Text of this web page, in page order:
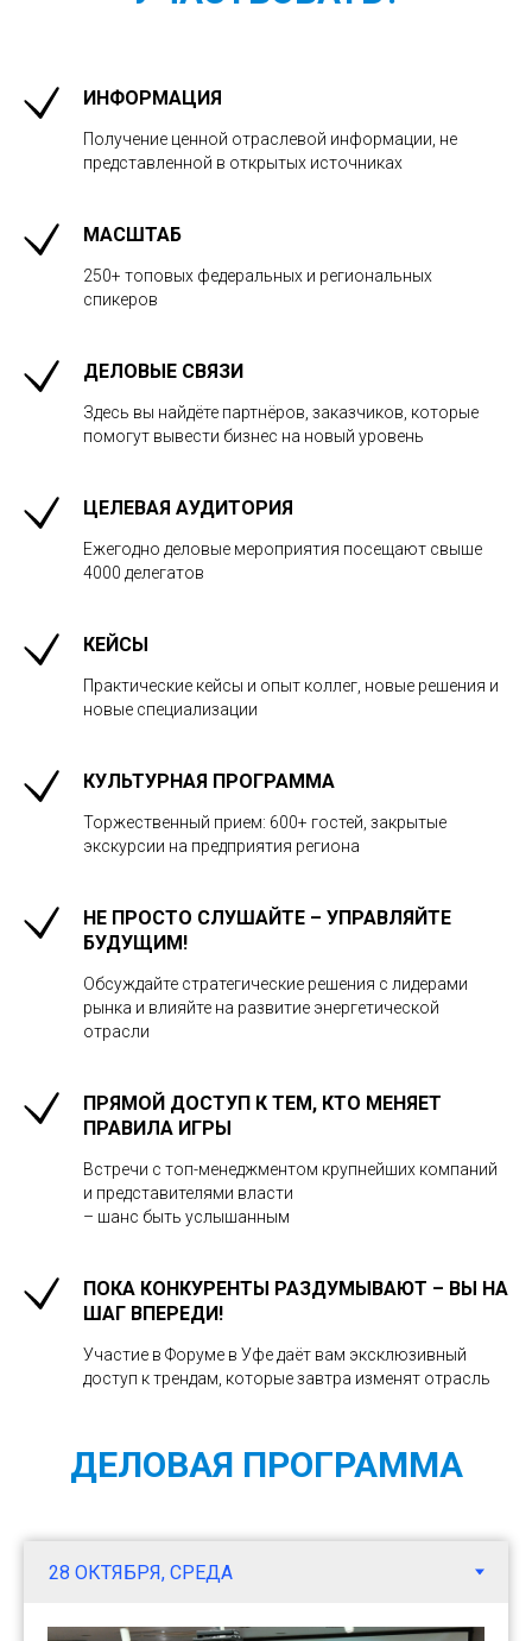
ИНФОРМАЦИЯ
Получение ценной отраслевой информации, не
представленной в открытых источниках
МАСШТАБ
250+ топовых федеральных и региональных
спикеров
ДЕЛОВЫЕ СВЯЗИ
Здесь вы найдёте партнёров, заказчиков, которые
помогут вывести бизнес на новый уровень
ЦЕЛЕВАЯ АУДИТОРИЯ
Ежегодно деловые мероприятия посещают свыше
4000 делегатов
КЕЙСЫ
Практические кейсы и опыт коллег, новые решения и
новые специализации
КУЛЬТУРНАЯ ПРОГРАММА
Торжественный прием: 600+ гостей, закрытые
экскурсии на предприятия региона
НЕ ПРОСТО СЛУШАЙТЕ – УПРАВЛЯЙТЕ
БУДУЩИМ!
Обсуждайте стратегические решения с лидерами
рынка и влияйте на развитие энергетической
отрасли
ПРЯМОЙ ДОСТУП К ТЕМ, КТО МЕНЯЕТ
ПРАВИЛА ИГРЫ
Встречи с топ-менеджментом крупнейших компаний
и представителями власти
– шанс быть услышанным
ПОКА КОНКУРЕНТЫ РАЗДУМЫВАЮТ – ВЫ НА
ШАГ ВПЕРЕДИ!
Участие в Форуме в Уфе даёт вам эксклюзивный
доступ к трендам, которые завтра изменят отрасль
ДЕЛОВАЯ ПРОГРАММА